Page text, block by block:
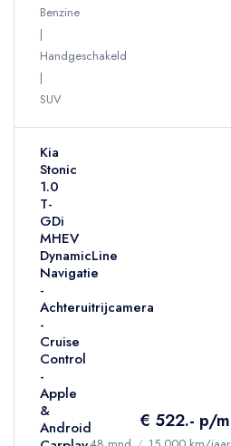
Benzine
Handgeschakeld
SUV
Kia
Stonic
1.0
T-
GDi
MHEV
DynamicLine
Navigatie
-
Achteruitrijcamera
-
Cruise
Control
-
Apple
&
Android
€ 522.- p/m